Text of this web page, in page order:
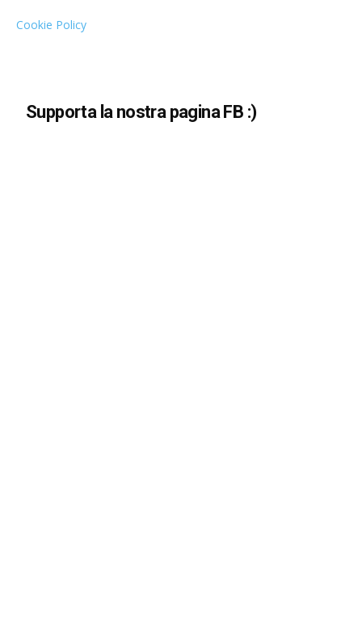
Cookie Policy
Supporta la nostra pagina FB :)